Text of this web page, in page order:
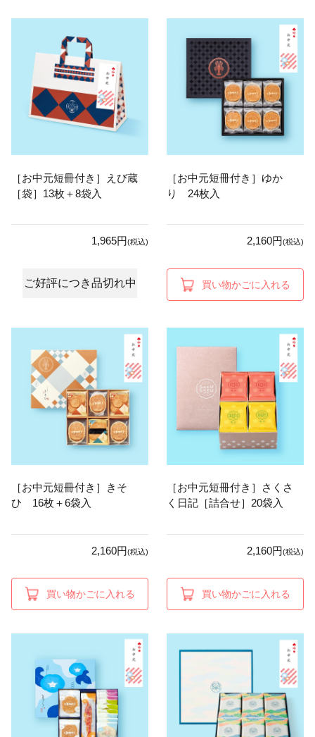
［お中元短冊付き］えび蔵
［袋］13枚＋8袋入
1,965円(税込)
ご好評につき品切れ中
［お中元短冊付き］ゆか
り 24枚入
2,160円(税込)
買い物かごに入れる
［お中元短冊付き］きそ
ひ 16枚＋6袋入
2,160円(税込)
買い物かごに入れる
［お中元短冊付き］さくさ
く日記［詰合せ］20袋入
2,160円(税込)
買い物かごに入れる